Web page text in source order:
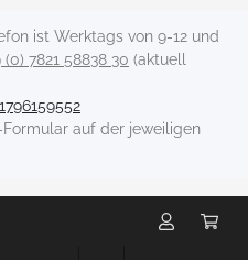
ist Werktags von 9-12 und
(0) 7821 58838 30 (aktuell
auf der jeweiligen